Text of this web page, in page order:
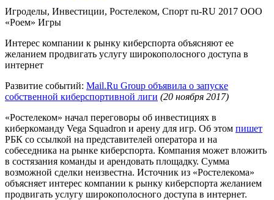
Игроделы, Инвестиции, Ростелеком, Спорт ru-RU 2017 ООО
«Роем» Игры
Интерес компании к рынку киберспорта объясняют ее
желанием продвигать услугу широкополосного доступа в
интернет
Развитие событий: Mail.Ru Group объявила о запуске
собственной киберспортивной лиги (20 ноября 2017)
«Ростелеком» начал переговоры об инвестициях в
киберкоманду Vega Squadron и арену для игр. Об этом пишет
РБК со ссылкой на представителей оператора и на
собеседника на рынке киберспорта. Компания может вложить
в состязания команды и арендовать площадку. Сумма
возможной сделки неизвестна. Источник из «Ростелекома»
объясняет интерес компании к рынку киберспорта желанием
продвигать услугу широкополосного доступа в интернет.